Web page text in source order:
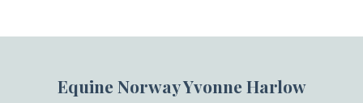
Equine Norway Yvonne Harlow